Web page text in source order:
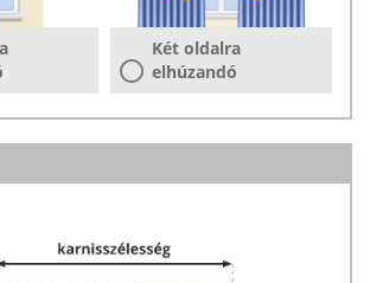
Két oldalra
elhúzandó